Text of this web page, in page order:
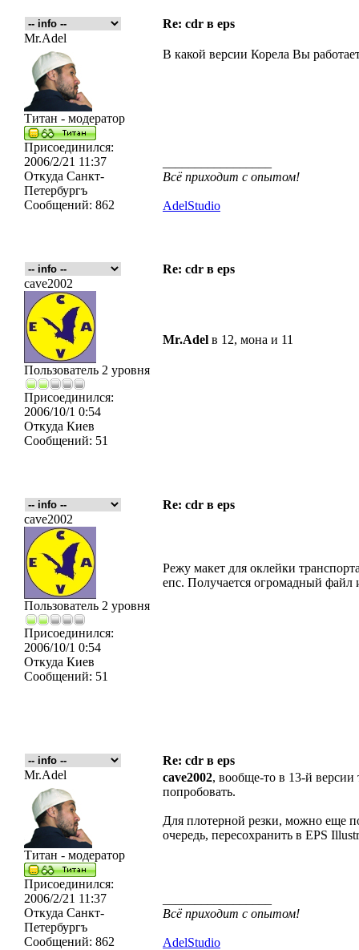
Re: cdr в eps
Mr.Adel
Титан - модератор
Присоединился:
2006/2/21 11:37
Откуда Санкт-
Петербургъ
Сообщений: 862
В какой версии Корела Вы
Всё приходит с опытом!
AdelStudio
Re: cdr в eps
cave2002
Пользователь 2 уровня
Присоединился:
2006/10/1 0:54
Откуда Киев
Сообщений: 51
Mr.Adel в 12, мона и 11
Re: cdr в eps
cave2002
Пользователь 2 уровня
Присоединился:
2006/10/1 0:54
Откуда Киев
Сообщений: 51
Режу макет для оклейки
епс. Получается огромадный файл
Re: cdr в eps
Mr.Adel
Титан - модератор
Присоединился:
2006/2/21 11:37
Откуда Санкт-
Петербургъ
Сообщений: 862
cave2002, вообще-то в 13-й
попробовать.
Для плотерной резки, можно еще
очередь, пересохранить в EPS
Всё приходит с опытом!
AdelStudio